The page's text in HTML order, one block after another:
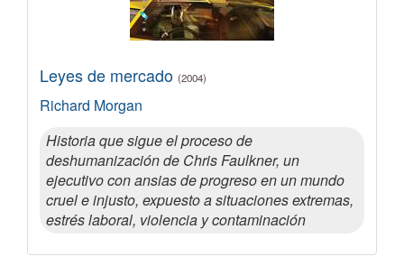
Leyes de mercado (2004)
Richard Morgan
Historia que sigue el proceso de
deshumanización de Chris Faulkner, un
ejecutivo con ansias de progreso en un mundo
cruel e injusto, expuesto a situaciones extremas,
estrés laboral, violencia y contaminación